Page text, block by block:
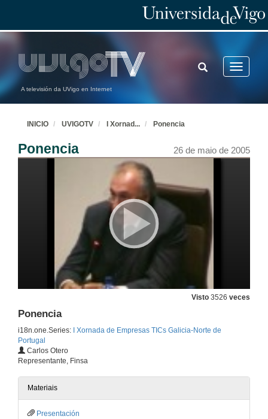
A televisión da UVigo en Internet
Toggle
TOGGLE
SEARCH
INICIO UVIGOTV I Xornad... Ponencia
Ponencia 26 de maio de 2005
Visto 3526 veces
Ponencia
i18n.one.Series:
I Xornada de Empresas TICs Galicia-Norte de
Portugal
Carlos Otero
Representante, Finsa
Materiais
Presentación
26 de maio de 2005